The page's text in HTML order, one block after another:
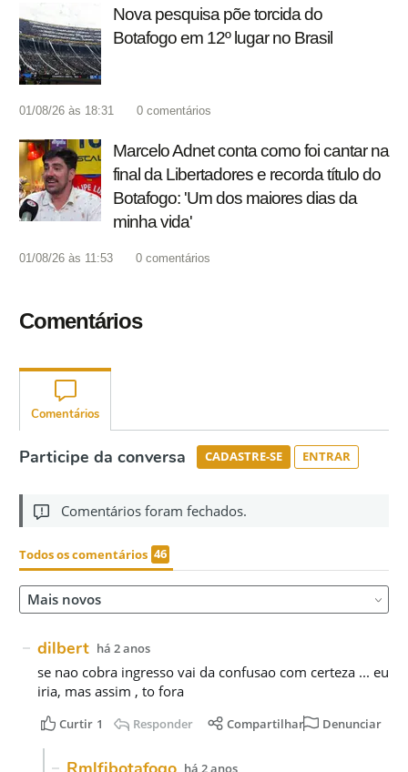
Nova pesquisa põe torcida do
Botafogo em 12º lugar no Brasil
01/08/26 às 18:31 0 comentários
Marcelo Adnet conta como foi cantar na
final da Libertadores e recorda título do
Botafogo: 'Um dos maiores dias da
minha vida'
01/08/26 às 11:53 0 comentários
Comentários